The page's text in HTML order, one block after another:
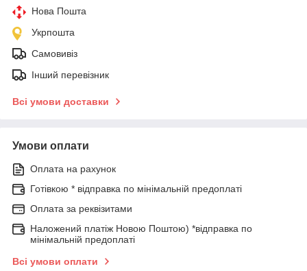
Нова Пошта
Укрпошта
Самовивіз
Інший перевізник
Всі умови доставки
Умови оплати
Оплата на рахунок
Готівкою * відправка по мінімальній предоплаті
Оплата за реквізитами
Наложений платіж Новою Поштою) *відправка по
мінімальній предоплаті
Всі умови оплати